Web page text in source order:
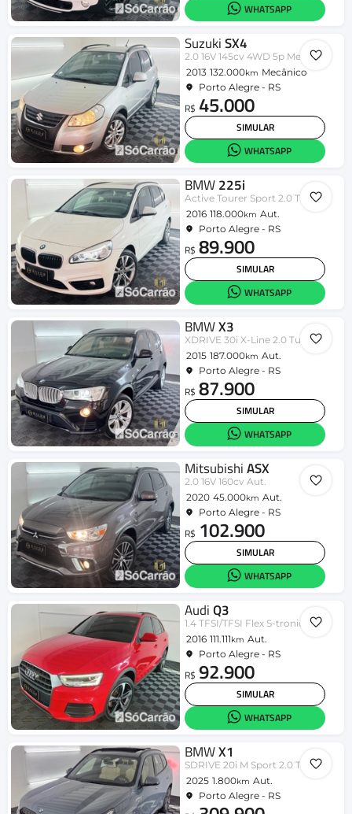
WHATSAPP
SuzukiSX4
2.0 16V 145cv 4WD 5p Mec.
2013 132.000km Mecânico
Porto Alegre - RS
R$ 45.000
SIMULAR
WHATSAPP
BMW225i
Active Tourer Sport 2.0 TB Aut.
2016 118.000km Aut.
Porto Alegre - RS
R$ 89.900
SIMULAR
WHATSAPP
BMWX3
XDRIVE 30i X-Line 2.0 Turbo 252cv Aut
2015 187.000km Aut.
Porto Alegre - RS
R$ 87.900
SIMULAR
WHATSAPP
MitsubishiASX
2.0 16V 160cv Aut.
2020 45.000km Aut.
Porto Alegre - RS
R$ 102.900
SIMULAR
WHATSAPP
AudiQ3
1.4 TFSI/TFSI Flex S-tronic 5p
2016 111.111km Aut.
Porto Alegre - RS
R$ 92.900
SIMULAR
WHATSAPP
BMWX1
SDRIVE 20i M Sport 2.0 TB Aut.
2025 1.800km Aut.
Porto Alegre - RS